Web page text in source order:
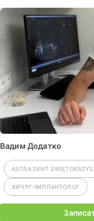
Вадим Додатко
ASTRA DENT
ХІРУРГ-ІМПЛАНТОЛОГ